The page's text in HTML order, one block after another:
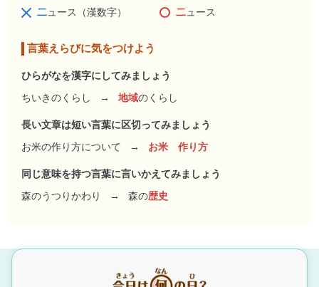
二ュース（漢数字） 二ュース
言葉えらびに気をつけよう
ひらがなを漢字にしてみましょう
ちいきのくらし
→ 地域のくらし
長い文章は短い言葉に区切ってみましょう
お米の作り方について
→ お米 作り方
同じ意味を持つ言葉に言いかえてみましょう
森のうつりかわり
→ 森の歴史